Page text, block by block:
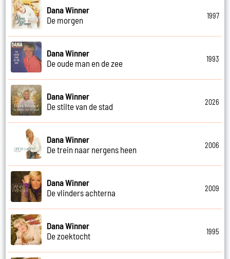
Dana Winner
De morgen
1997
Dana Winner
De oude man en de zee
1993
Dana Winner
De stilte van de stad
2026
Dana Winner
De trein naar nergens heen
2006
Dana Winner
De vlinders achterna
2009
Dana Winner
De zoektocht
1995